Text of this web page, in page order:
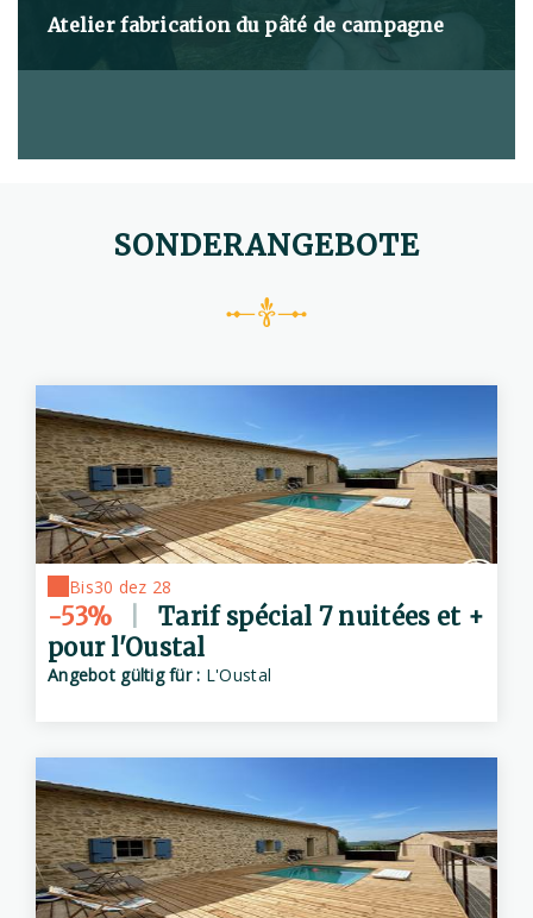
Atelier fabrication du pâté de campagne
SONDERANGEBOTE
Bis30 dez 28
-53%
Tarif spécial 7 nuitées et +
pour l'Oustal
Angebot gültig für : L'Oustal